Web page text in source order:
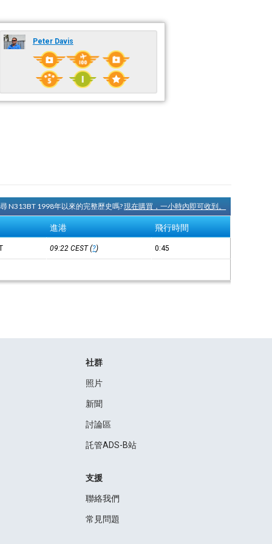
Peter Davis
N313BT 1998年以來的完整歷史嗎?現在購買，一小時內即可收到。
進港 飛行時間
09:22CEST(?) 0:45
社群
照片
新聞
討論區
託管ADS-B站
支援
聯絡我們
常見問題